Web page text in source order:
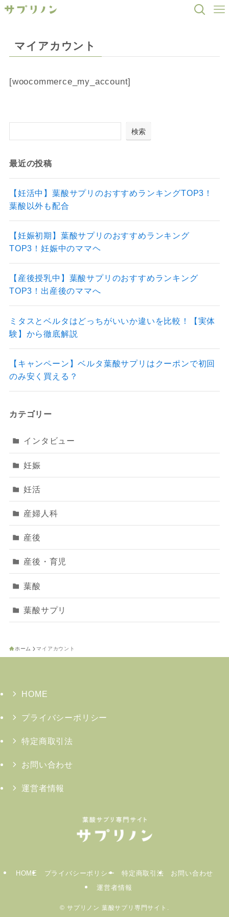
マイアカウント
[woocommerce_my_account]
検索
最近の投稿
【妊活中】葉酸サプリのおすすめランキングTOP3！
葉酸以外も配合
【妊娠初期】葉酸サプリのおすすめランキング
TOP3！妊娠中のママヘ
【産後授乳中】葉酸サプリのおすすめランキング
TOP3！出産後のママへ
ミタスとベルタはどっちがいいか違いを比較！【実体
験】から徹底解説
【キャンペーン】ベルタ葉酸サプリはクーポンで初回
のみ安く買える？
カテゴリー
インタビュー
妊娠
妊活
産婦人科
産後
産後・育児
葉酸
葉酸サプリ
ホーム マイアカウント
HOME
プライバシーポリシー
特定商取引法
お問い合わせ
運営者情報
HOME プライバシーポリシー 特定商取引法
お問い合わせ
運営者情報
© サプリノン 葉酸サプリ専門サイト.